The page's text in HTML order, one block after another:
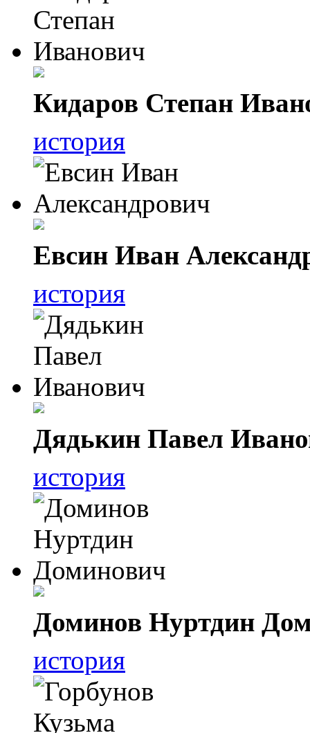
Кидаров Степан
история
Евсин Иван
история
Дядькин Павел
история
Доминов Нуртдин
история